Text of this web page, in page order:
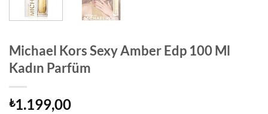
Michael Kors Sexy Amber Edp 100 Ml
Kadın Parfüm
₺1.199,00